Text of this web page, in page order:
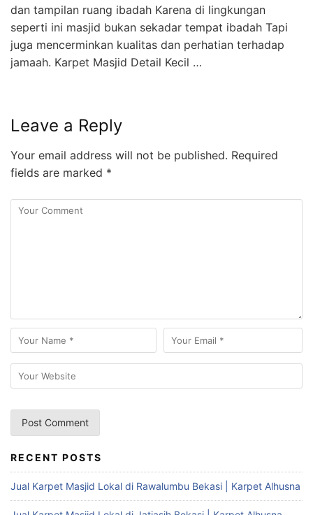
dan tampilan ruang ibadah Karena di lingkungan
seperti ini masjid bukan sekadar tempat ibadah Tapi
juga mencerminkan kualitas dan perhatian terhadap
jamaah. Karpet Masjid Detail Kecil …
Leave a Reply
Your email address will not be published. Required
fields are marked *
RECENT POSTS
Jual Karpet Masjid Lokal di Rawalumbu Bekasi | Karpet Alhusna